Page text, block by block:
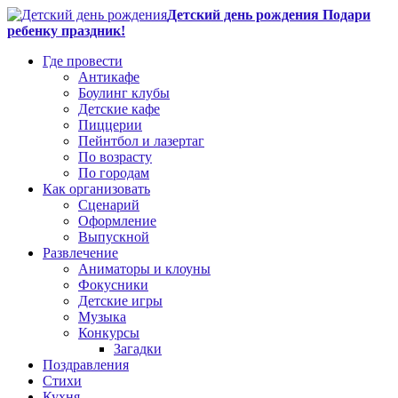
Детский день рождения Подари
ребенку праздник!
Где провести
Антикафе
Боулинг клубы
Детские кафе
Пиццерии
Пейнтбол и лазертаг
По возрасту
По городам
Как организовать
Сценарий
Оформление
Выпускной
Развлечение
Аниматоры и клоуны
Фокусники
Детские игры
Музыка
Конкурсы
Загадки
Поздравления
Стихи